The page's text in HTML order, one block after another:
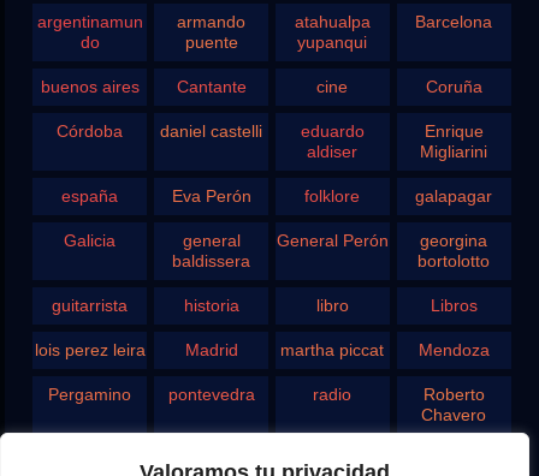
argentinamun
do
armando
puente
atahualpa
yupanqui
Barcelona
buenos aires Cantante cine Coruña
Córdoba daniel castelli
eduardo
aldiser
Enrique
Migliarini
españa Eva Perón folklore galapagar
Galicia
general
baldissera
General Perón
georgina
bortolotto
guitarrista historia libro Libros
lois perez leira Madrid martha piccat Mendoza
Pergamino pontevedra radio
Roberto
Chavero
san juan